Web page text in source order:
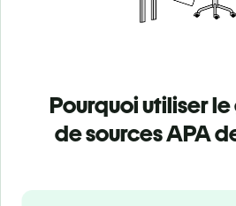
Pourquoi utiliser
de sources APA